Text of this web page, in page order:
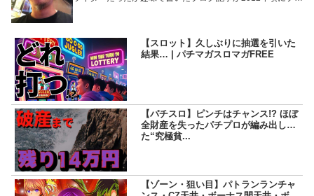
トーにしているため記事の内容もそっち方面が多め。
【スロット】久しぶりに抽選を引いた
結果… | パチマガスロマガFREE
【パチスロ】ピンチはチャンス!? ほぼ
全財産を失ったパチプロが編み出し
た“究極貧...
【ゾーン・狙い目】パトランランチャ